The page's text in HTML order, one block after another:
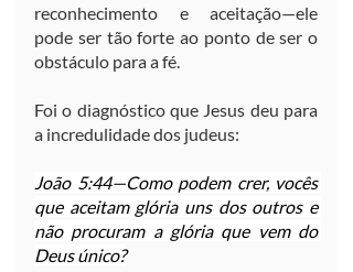
reconhecimento e aceitação—ele
pode ser tão forte ao ponto de ser o
obstáculo para a fé.
Foi o diagnóstico que Jesus deu para
a incredulidade dos judeus:
João 5:44—Como podem crer, vocês
que aceitam glória uns dos outros e
não procuram a glória que vem do
Deus único?